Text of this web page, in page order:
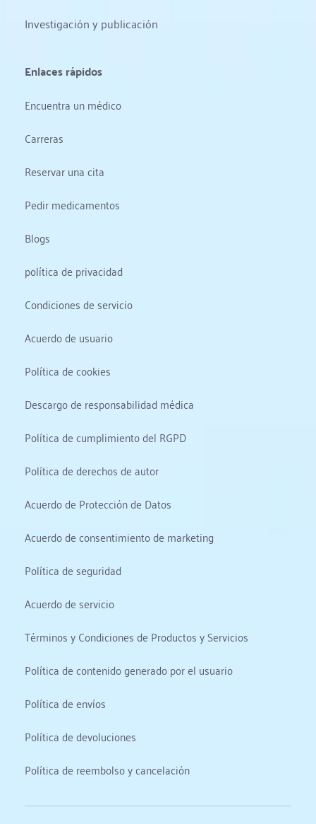
Investigación y publicación
Enlaces rápidos
Encuentra un médico
Carreras
Reservar una cita
Pedir medicamentos
Blogs
política de privacidad
Condiciones de servicio
Acuerdo de usuario
Política de cookies
Descargo de responsabilidad médica
Política de cumplimiento del RGPD
Política de derechos de autor
Acuerdo de Protección de Datos
Acuerdo de consentimiento de marketing
Política de seguridad
Acuerdo de servicio
Términos y Condiciones de Productos y Servicios
Política de contenido generado por el usuario
Política de envíos
Política de devoluciones
Política de reembolso y cancelación